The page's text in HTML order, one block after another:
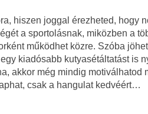
hiszen joggal érezheted, hogy
a sportolásnak, miközben a
működhet közre. Szóba
kiadósabb kutyasétáltatást is
akkor még mindig motiválhatod
csak a hangulat kedvéért…